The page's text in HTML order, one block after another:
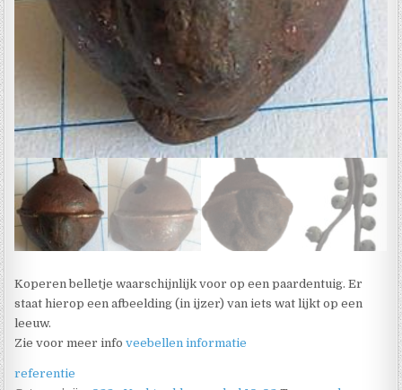
Koperen belletje waarschijnlijk voor op een paardentuig. Er
staat hierop een afbeelding (in ijzer) van iets wat lijkt op een
leeuw.
Zie voor meer infoveebellen informatie
referentie